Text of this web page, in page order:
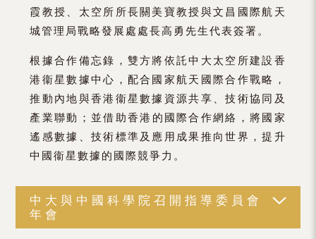
霞教授、太空所所長關美寶教授與文昌國際航天
城管理局戰略發展處處長高勇先生代表簽署。
根據合作備忘錄，雙方將依託中大太空所建設香
港衞星數據中心，配合國家航天國際合作戰略，
推動內地與香港衞星數據資源共享、技術協同及
產業聯動；並借助香港的國際合作網絡，將國家
遙感數據、技術標準及應用成果推向世界，提升
中國衞星數據的國際競爭力。
中大與中國科學院召開指導委員會
年會